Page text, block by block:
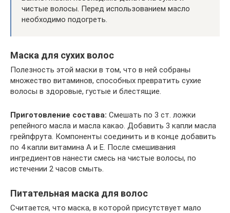
чистые волосы. Перед использованием масло
необходимо подогреть.
Маска для сухих волос
Полезность этой маски в том, что в ней собраны
множество витаминов, способных превратить сухие
волосы в здоровые, густые и блестящие.
Приготовление состава: Смешать по 3 ст. ложки
репейного масла и масла какао. Добавить 3 капли масла
грейпфрута. Компоненты соединить и в конце добавить
по 4 капли витамина А и Е. После смешивания
ингредиентов нанести смесь на чистые волосы, по
истечении 2 часов смыть.
Питательная маска для волос
Считается, что маска, в которой присутствует мало